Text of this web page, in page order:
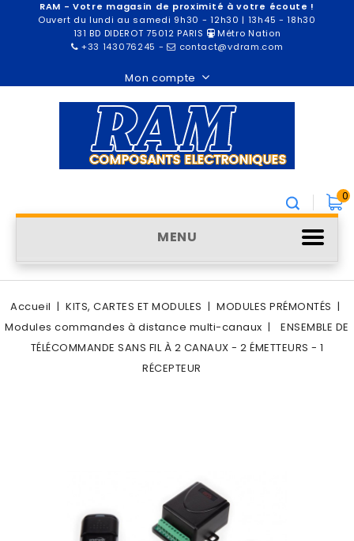
RAM - Votre magasin de proximité à votre écoute !
Ouvert du lundi au samedi 9h30 - 12h30 | 13h45 - 18h30
131 BD DIDEROT 75012 PARIS
Métro Nation
+33 143076245 - contact@vdram.com
Mon compte
0
MENU
Accueil KITS, CARTES ET MODULES
MODULES PRÉMONTÉS
Modules commandes à distance multi-canaux
ENSEMBLE DE
TÉLÉCOMMANDE SANS FIL À 2 CANAUX - 2 ÉMETTEURS - 1
RÉCEPTEUR